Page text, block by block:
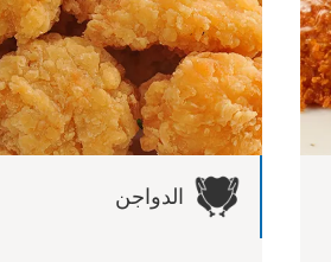
الدواجن